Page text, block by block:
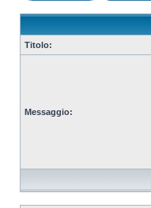
Titolo:
Messaggio: